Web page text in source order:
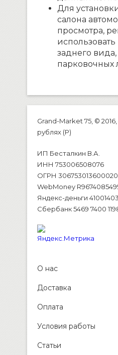
Для
салона
просмотра,
заднего
парковочных
Grand-Market 75, ©
рублях (P)
ИП Бесталкин В.А.
ИНН 753006508076
ОГРН 306753013600020
WebMoney
Яндекс-деньги
Сбербанк 5469 7400
О нас
Доставка
Оплата
Условия работы
Статьи